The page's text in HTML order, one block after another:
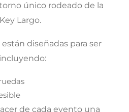
único rodeado de la
Largo.
diseñadas para ser
de cada evento una